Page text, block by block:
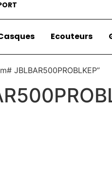
Ecouteurs
JBLBAR500PROBLKEP”